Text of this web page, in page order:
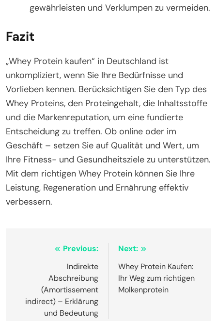
gewährleisten und Verklumpen zu vermeiden.
Fazit
„Whey Protein kaufen“ in Deutschland ist
unkompliziert, wenn Sie Ihre Bedürfnisse und
Vorlieben kennen. Berücksichtigen Sie den Typ des
Whey Proteins, den Proteingehalt, die Inhaltsstoffe
und die Markenreputation, um eine fundierte
Entscheidung zu treffen. Ob online oder im
Geschäft – setzen Sie auf Qualität und Wert, um
Ihre Fitness- und Gesundheitsziele zu unterstützen.
Mit dem richtigen Whey Protein können Sie Ihre
Leistung, Regeneration und Ernährung effektiv
verbessern.
navigation
Previous:
Indirekte
Abschreibung
(Amortissement
indirect) – Erklärung
und Bedeutung
Next:
Whey Protein Kaufen:
Ihr Weg zum richtigen
Molkenprotein